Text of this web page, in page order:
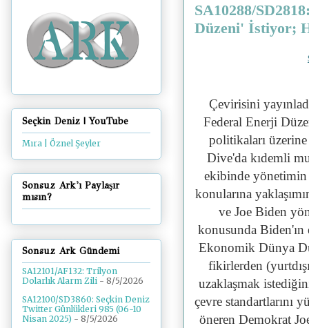
SA10288/
Düzeni' İstiyor;
Çevirisini
Federal Enerji
politikaları
Dive'da kıdemli
ekibinde yönetimin
konularına
ve Joe Biden
konusunda Biden'ın
Ekonomik Dünya
fikirlerden
uzaklaşmak
çevre standartlarını
öneren Demokrat
Seçkin Deniz | YouTube
Mıra | Öznel Şeyler
Sonsuz Ark'ı Paylaşır
mısın?
Sonsuz Ark Gündemi
SA12101/AF132: Trilyon
Dolarlık Alarm Zili - 8/5/2026
SA12100/SD3860: Seçkin Deniz
Twitter Günlükleri 985 (06-10
Nisan 2025) - 8/5/2026